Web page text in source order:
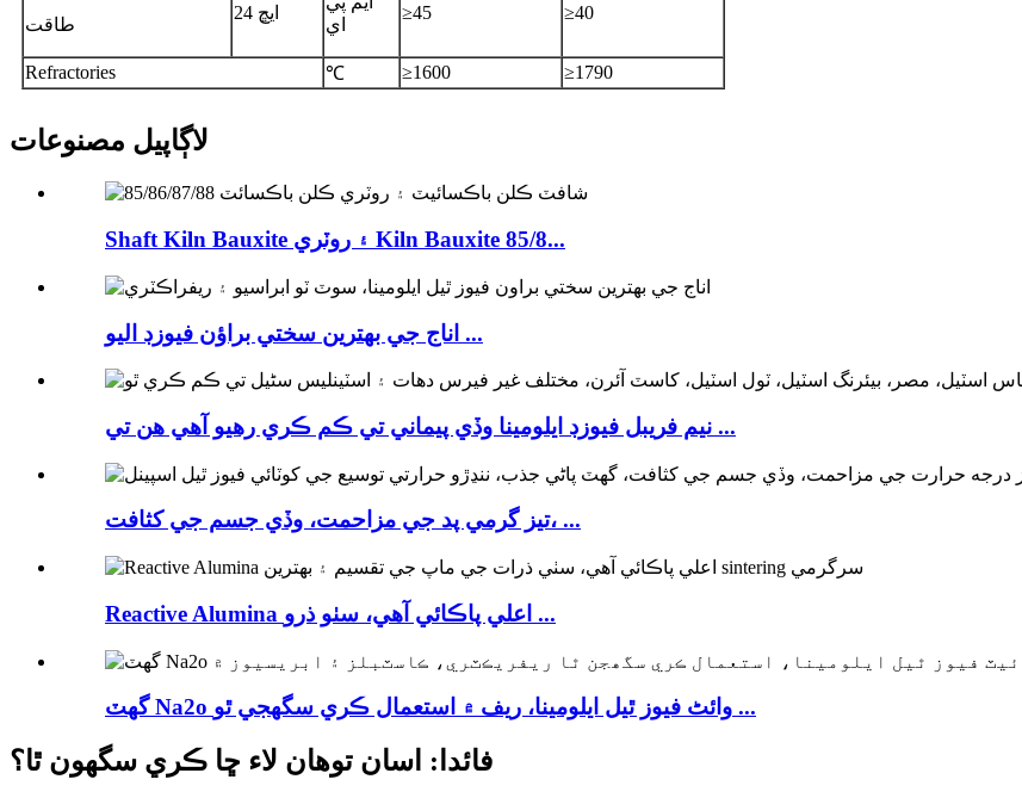
طاقت
24 ايڇ
اي
≥45 ≥40
Refractories ℃ ≥1600 ≥1790
لاڳاپيل مصنوعات
Shaft Kiln Bauxite ۽ روٽري Kiln Bauxite 85/8...
اناج جي بھترين سختي براؤن فيوزڊ اليو ...
نيم فريبل فيوزڊ ايلومينا وڏي پيماني تي ڪم ڪري رهيو آهي هن تي ...
تيز گرمي پد جي مزاحمت، وڏي جسم جي کثافت، ...
Reactive Alumina اعلي پاڪائي آهي، سٺو ذرو ...
گھٽ Na2o وائٹ فيوز ٿيل ايلومينا، ريف ۾ استعمال ڪري سگھجي ٿو ...
فائدا: اسان توهان لاء ڇا ڪري سگهون ٿا؟